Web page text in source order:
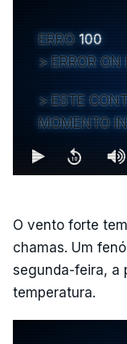
ERRO 100
ERROR
ESTE
MOMENTO
O vento forte
chamas. Um
segunda-feira, a
temperatura.